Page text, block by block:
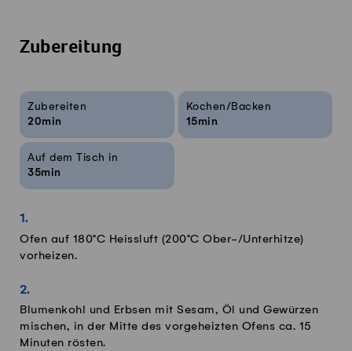
Zubereitung
Rezeptinfos
Zubereiten
20min
Kochen/Backen
15min
Auf dem Tisch in
35min
Ofen auf 180°C Heissluft (200°C Ober-/Unterhitze)
vorheizen.
Blumenkohl und Erbsen mit Sesam, Öl und Gewürzen
mischen, in der Mitte des vorgeheizten Ofens ca. 15
Minuten rösten.